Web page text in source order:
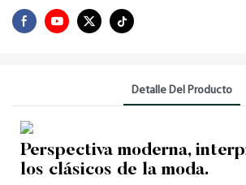
Detalle Del Producto
Perspectiva moderna,
los clásicos de la moda.